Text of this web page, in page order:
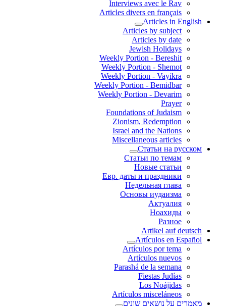
Interviews avec le Rav
Articles divers en français
Articles in English
Articles by subject
Articles by date
Jewish Holidays
Weekly Portion - Bereshit
Weekly Portion - Shemot
Weekly Portion - Vayikra
Weekly Portion - Bemidbar
Weekly Portion - Devarim
Prayer
Foundations of Judaism
Zionism, Redemption
Israel and the Nations
Miscellaneous articles
Статьи на русском
Статьи по темам
Новые статьи
Евр. даты и праздники
Недельная глава
Основы иудаизма
Актуалия
Ноахиды
Разное
Artikel auf deutsch
Artículos en Español
Artículos por tema
Artículos nuevos
Parashá de la semana
Fiestas Judías
Los Noájidas
Artículos misceláneos
מאמרים על נושאים שונים